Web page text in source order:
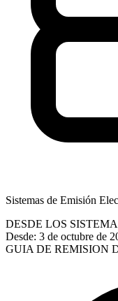
Sistemas de Emisión
DESDE LOS
Desde: 3 de octubre de
GUIA DE REMISION